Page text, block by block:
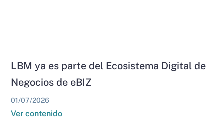
LBM ya es parte del Ecosistema Digital de
Negocios de eBIZ
01/07/2026
Ver contenido